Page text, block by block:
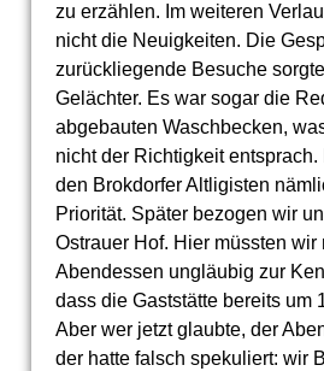
zu erzählen. Im weiteren
nicht die Neuigkeiten. Die
zurückliegende Besuche
Gelächter. Es war sogar die
abgebauten Waschbecken,
nicht der Richtigkeit
den Brokdorfer Altligisten
Priorität. Später bezogen wir
Ostrauer Hof. Hier müssten wir
Abendessen ungläubig zur
dass die Gaststätte bereits um
Aber wer jetzt glaubte, der
der hatte falsch spekuliert: wir